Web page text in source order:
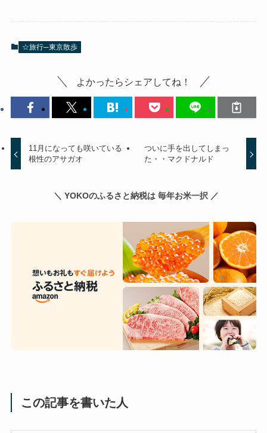
☆旅行─東京散歩
よかったらシェアしてね！
11月になっても咲いている
根性のアサガオ
ついに手を出してしまっ
た・・マクドナルド
＼ YOKOのふるさと納税は 毎年お米一択 ／
この記事を書いた人